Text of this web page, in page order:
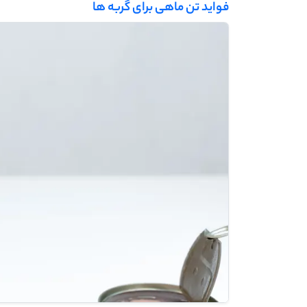
فواید تن ماهی برای گربه ‌ها